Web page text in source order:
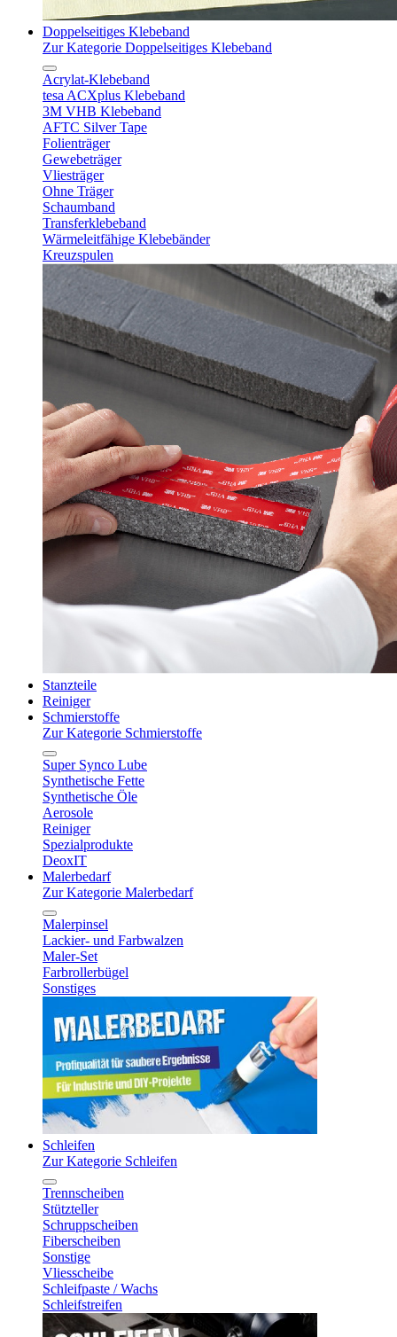
Doppelseitiges Klebeband
Zur Kategorie Doppelseitiges Klebeband
Acrylat-Klebeband
tesa ACXplus Klebeband
3M VHB Klebeband
AFTC Silver Tape
Folienträger
Gewebeträger
Vliesträger
Ohne Träger
Schaumband
Transferklebeband
Wärmeleitfähige Klebebänder
Kreuzspulen
Stanzteile
Reiniger
Schmierstoffe
Zur Kategorie Schmierstoffe
Super Synco Lube
Synthetische Fette
Synthetische Öle
Aerosole
Reiniger
Spezialprodukte
DeoxIT
Malerbedarf
Zur Kategorie Malerbedarf
Malerpinsel
Lackier- und Farbwalzen
Maler-Set
Farbrollerbügel
Sonstiges
Schleifen
Zur Kategorie Schleifen
Trennscheiben
Stützteller
Schruppscheiben
Fiberscheiben
Sonstige
Vliesscheibe
Schleifpaste / Wachs
Schleifstreifen